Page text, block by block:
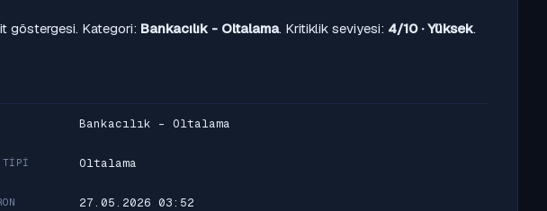
göstergesi. Kategori: Bankacılık - Oltalama. Kritiklik seviyesi: 4/10 · Yüksek.
Bankacılık - Oltalama
TIPI Oltalama
27.05.2026 03:52